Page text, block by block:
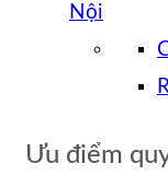
Nội
Ưu điểm